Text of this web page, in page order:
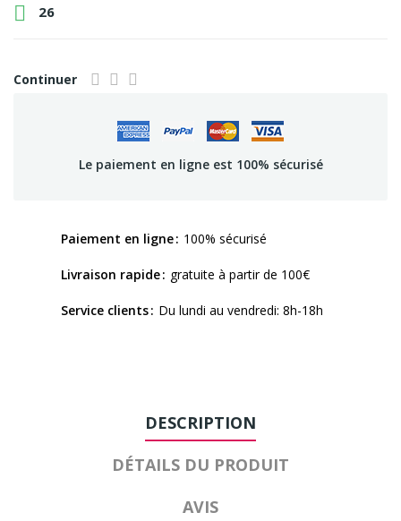
 26
Continuer
Le paiement en ligne est 100% sécurisé
Paiement en ligne 100% sécurisé
Livraison rapide gratuite à partir de 100€
Service clients Du lundi au vendredi: 8h-18h
DESCRIPTION
DÉTAILS DU PRODUIT
AVIS